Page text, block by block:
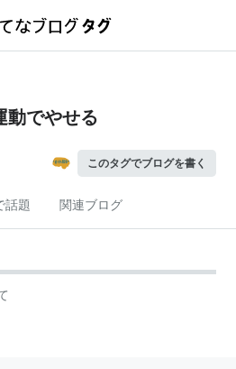
動でやせる
このタグでブログを書く
話題 関連ブログ